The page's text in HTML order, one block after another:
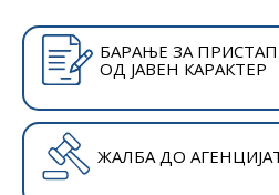
БАРАЊЕ ЗА
ОД ЈАВЕН КАРАКТЕР
ЖАЛБА ДО